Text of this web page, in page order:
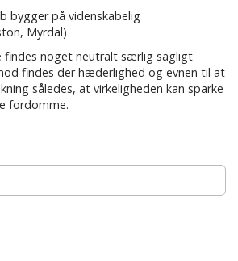
bygger på videnskabelig
Myrdal)
findes noget neutralt særlig sagligt
findes der hæderlighed og evnen til at
således, at virkeligheden kan sparke
fordomme.